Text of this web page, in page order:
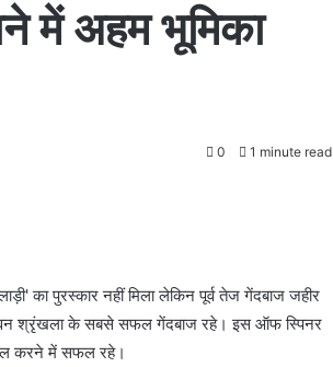
में अहम भूमिका
0 1 minute read
का पुरस्कार नहीं मिला लेकिन पूर्व तेज गेंदबाज जहीर
श्रृंखला के सबसे सफल गेंदबाज रहे। इस ऑफ स्पिनर
करने में सफल रहे।